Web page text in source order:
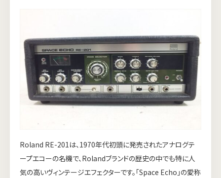
Roland RE-201は、1970年代初頭に発売されたアナログテ
ープエコーの名機で、Rolandブランドの歴史の中でも特に人
気の高いヴィンテージエフェクターです。「Space Echo」の愛称